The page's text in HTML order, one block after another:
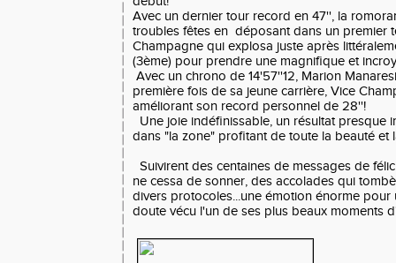
Avec un dernier tour record en 47'', la
troubles fêtes en déposant dans un premier
Champagne qui explosa juste après
(3ème) pour prendre une magnifique et
Avec un chrono de 14'57''12, Marion
première fois de sa jeune carrière, Vice
améliorant son record personnel de 28''!
Une joie indéfinissable, un résultat presque
dans "la zone" profitant de toute la beauté et
Suivirent des centaines de messages de
ne cessa de sonner, des accolades qui
divers protocoles...une émotion énorme pour
doute vécu l'un de ses plus beaux moments